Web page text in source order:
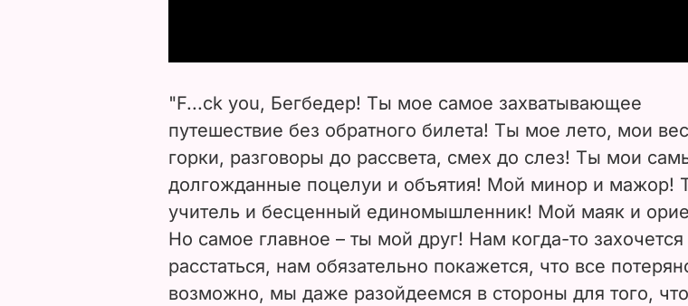
i
d
e
o
"F...ck you, Бегбедер! Ты мое самое захватывающее
путешествие без обратного билета! Ты мое лето, мои
горки, разговоры до рассвета, смех до слез! Ты мои
долгожданные поцелуи и объятия! Мой минор и мажор!
учитель и бесценный единомышленник! Мой маяк и
Но самое главное – ты мой друг! Нам когда-то захочется
расстаться, нам обязательно покажется, что все
возможно, мы даже разойдеемся в стороны для того,